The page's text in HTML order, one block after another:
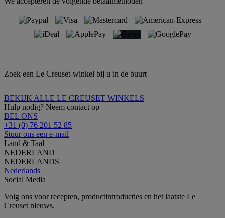
Zoek een Le Creuset-winkel bij u in de buurt
BEKIJK ALLE LE CREUSET WINKELS
Hulp nodig? Neem contact op
BEL ONS
+31 (0) 76 201 52 85
Stuur ons een e-mail
Land & Taal
NEDERLAND
NEDERLANDS
Nederlands
Social Media
Volg ons voor recepten, productintroducties en het laatste Le
Creuset nieuws.